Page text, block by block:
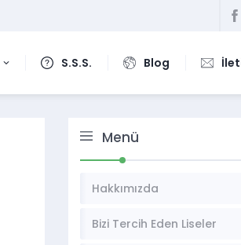
S.S.S. Blog
Menü
Hakkımızda
Bizi Tercih Eden Liseler